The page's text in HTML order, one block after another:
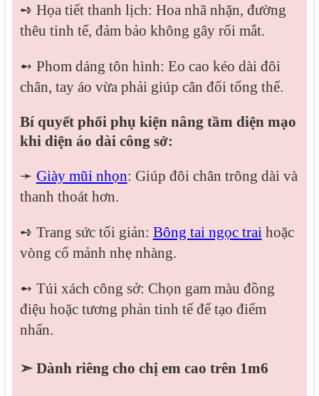
➺ Họa tiết thanh lịch: Hoa nhã nhặn, đường
thêu tinh tế, đảm bảo không gây rối mắt.
➻ Phom dáng tôn hình: Eo cao kéo dài đôi
chân, tay áo vừa phải giúp cân đối tổng thể.
Bí quyết phối phụ kiện nâng tầm diện mạo
khi diện áo dài công sở:
➛ Giày mũi nhọn: Giúp đôi chân trông dài và
thanh thoát hơn.
➺ Trang sức tối giản: Bông tai ngọc trai hoặc
vòng cổ mảnh nhẹ nhàng.
➻ Túi xách công sở: Chọn gam màu đồng
điệu hoặc tương phản tinh tế để tạo điểm
nhấn.
➣ Dành riêng cho chị em cao trên 1m6